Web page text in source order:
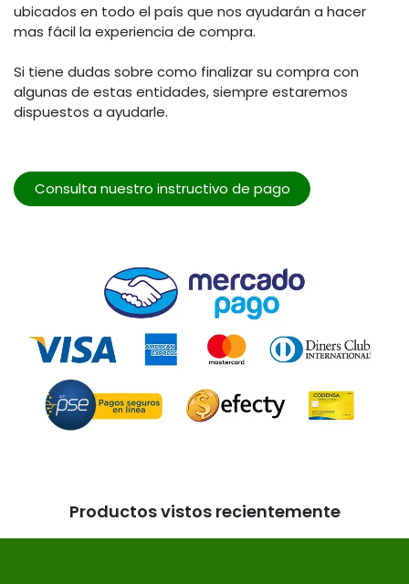
ubicados en todo el país que nos ayudarán a hacer
mas fácil la experiencia de compra.
Si tiene dudas sobre como finalizar su compra con
algunas de estas entidades, siempre estaremos
dispuestos a ayudarle.
Consulta nuestro instructivo de pago
Productos vistos recientemente